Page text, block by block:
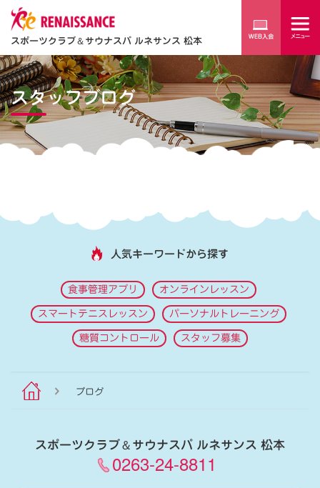
スポーツクラブ＆サウナスパ ルネサンス 松本
スタッフブログ
人気キーワードから探す
食事管理アプリ オンラインレッスン
スマートテニスレッスン パーソナルトレーニング
糖質コントロール スタッフ募集
ブログ
スポーツクラブ＆サウナスパ ルネサンス 松本
0263-24-8811